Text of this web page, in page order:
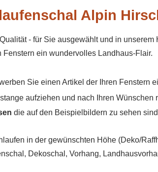
Alpin
- für Sie ausgewählt und in
ein wundervolles Landhaus-Flair.
Sie einen Artikel der Ihren Fenstern
aufziehen und nach Ihren Wünschen
die auf den Beispielbildern zu sehen
in der gewünschten Höhe (Deko/
Dekoschal, Vorhang,